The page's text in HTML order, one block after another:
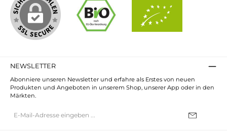
NEWSLETTER
Abonniere unseren Newsletter und erfahre als Erstes von neuen
Produkten und Angeboten in unserem Shop, unserer App oder in den
Märkten.
Mail-